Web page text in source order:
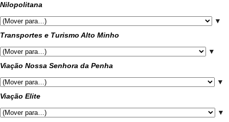
Nilopolitana
▼
Transportes e Turismo Alto Minho
▼
Viação Nossa Senhora da Penha
▼
Viação Elite
▼